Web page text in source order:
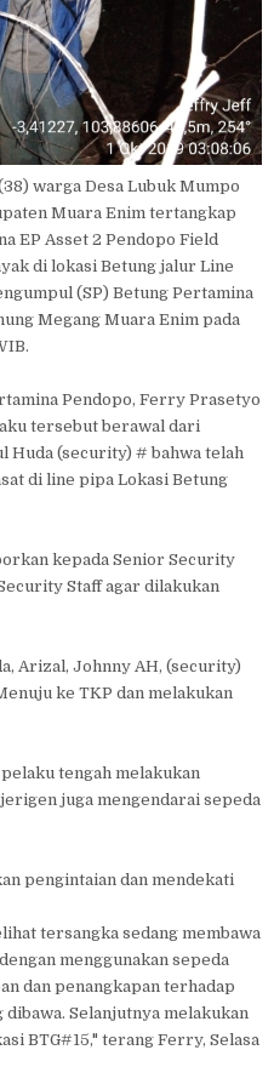
warga Desa Lubuk Mumpo
Muara Enim tertangkap
EP Asset 2 Pendopo Field
di lokasi Betung jalur Line
(SP) Betung Pertamina
Megang Muara Enim pada
Pendopo, Ferry Prasetyo
tersebut berawal dari
Huda (security) # bahwa telah
di line pipa Lokasi Betung
kepada Senior Security
Staff agar dilakukan
Arizal, Johnny AH, (security)
ke TKP dan melakukan
tengah melakukan
juga mengendarai sepeda
pengintaian dan mendekati
tersangka sedang membawa
menggunakan sepeda
dan penangkapan terhadap
Selanjutnya melakukan
BTG#15," terang Ferry, Selasa